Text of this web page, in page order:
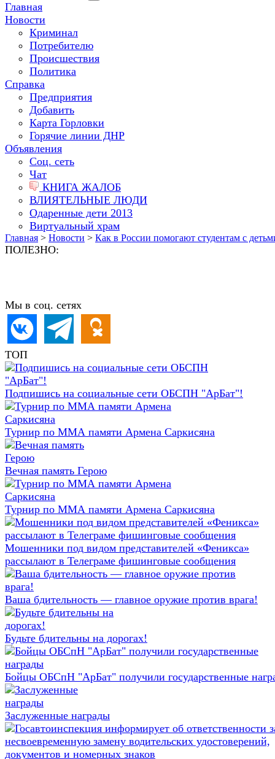
Главная
Новости
Криминал
Потребителю
Происшествия
Политика
Справка
Предприятия
Добавить
Карта Горловки
Горячие линии ДНР
Объявления
Соц. сеть
Чат
КНИГА ЖАЛОБ
ВЛИЯТЕЛЬНЫЕ ЛЮДИ
Одаренные дети 2013
Виртуальный храм
Главная > Новости > Как в России помогают студентам с
ПОЛЕЗНО:
Мы в соц. сетях
ТОП
Подпишись на социальные сети ОБСПН "АрБат"!
Турнир по ММА памяти Армена Саркисяна
Вечная память Герою
Турнир по ММА памяти Армена Саркисяна
Мошенники под видом представителей «Феникса»
рассылают в Телеграме фишинговые сообщения
Ваша бдительность — главное оружие против врага!
Будьте бдительны на дорогах!
Бойцы ОБСпН "АрБат" получили государственные
Заслуженные награды